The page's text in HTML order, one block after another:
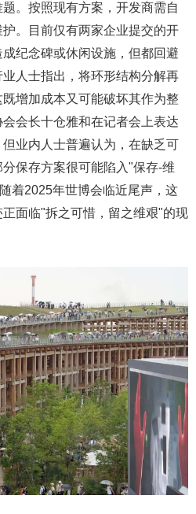
。按照现有方案，开发商需自
。目前仅有两家企业提交的开
纪念碑或休闲设施，但都回避
人士指出，将环形结构分解再
增加成本又可能破坏其作为整
会长十仓雅和在记者会上表达
业内人士普遍认为，在缺乏可
保存方案很可能陷入"保存-维
着2025年世博会临近尾声，这
面临"拆之可惜，留之维艰"的现